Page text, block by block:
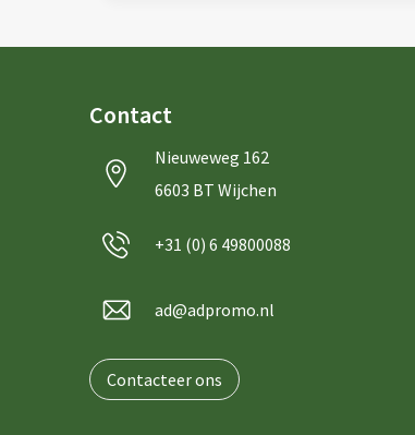
Contact
Nieuweweg 162
6603 BT Wijchen
+31 (0) 6 49800088
ad@adpromo.nl
Contacteer ons